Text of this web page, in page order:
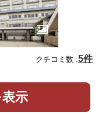
クチコミ数 :5件
示